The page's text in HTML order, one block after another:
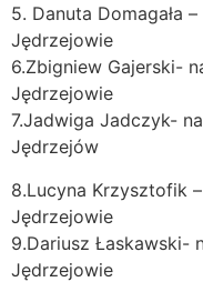
5. Danuta Domagała
Jędrzejowie
6.Zbigniew Gajerski-
Jędrzejowie
7.Jadwiga Jadczyk-
Jędrzejów
8.Lucyna Krzysztofik
Jędrzejowie
9.Dariusz Łaskawski-
Jędrzejowie